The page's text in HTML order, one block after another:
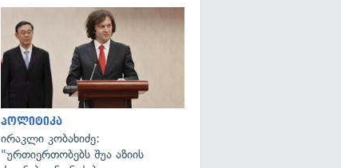
პოლიტიკა
ირაკლი კობახიძე:
"ურთიერთობებს შუა აზიის